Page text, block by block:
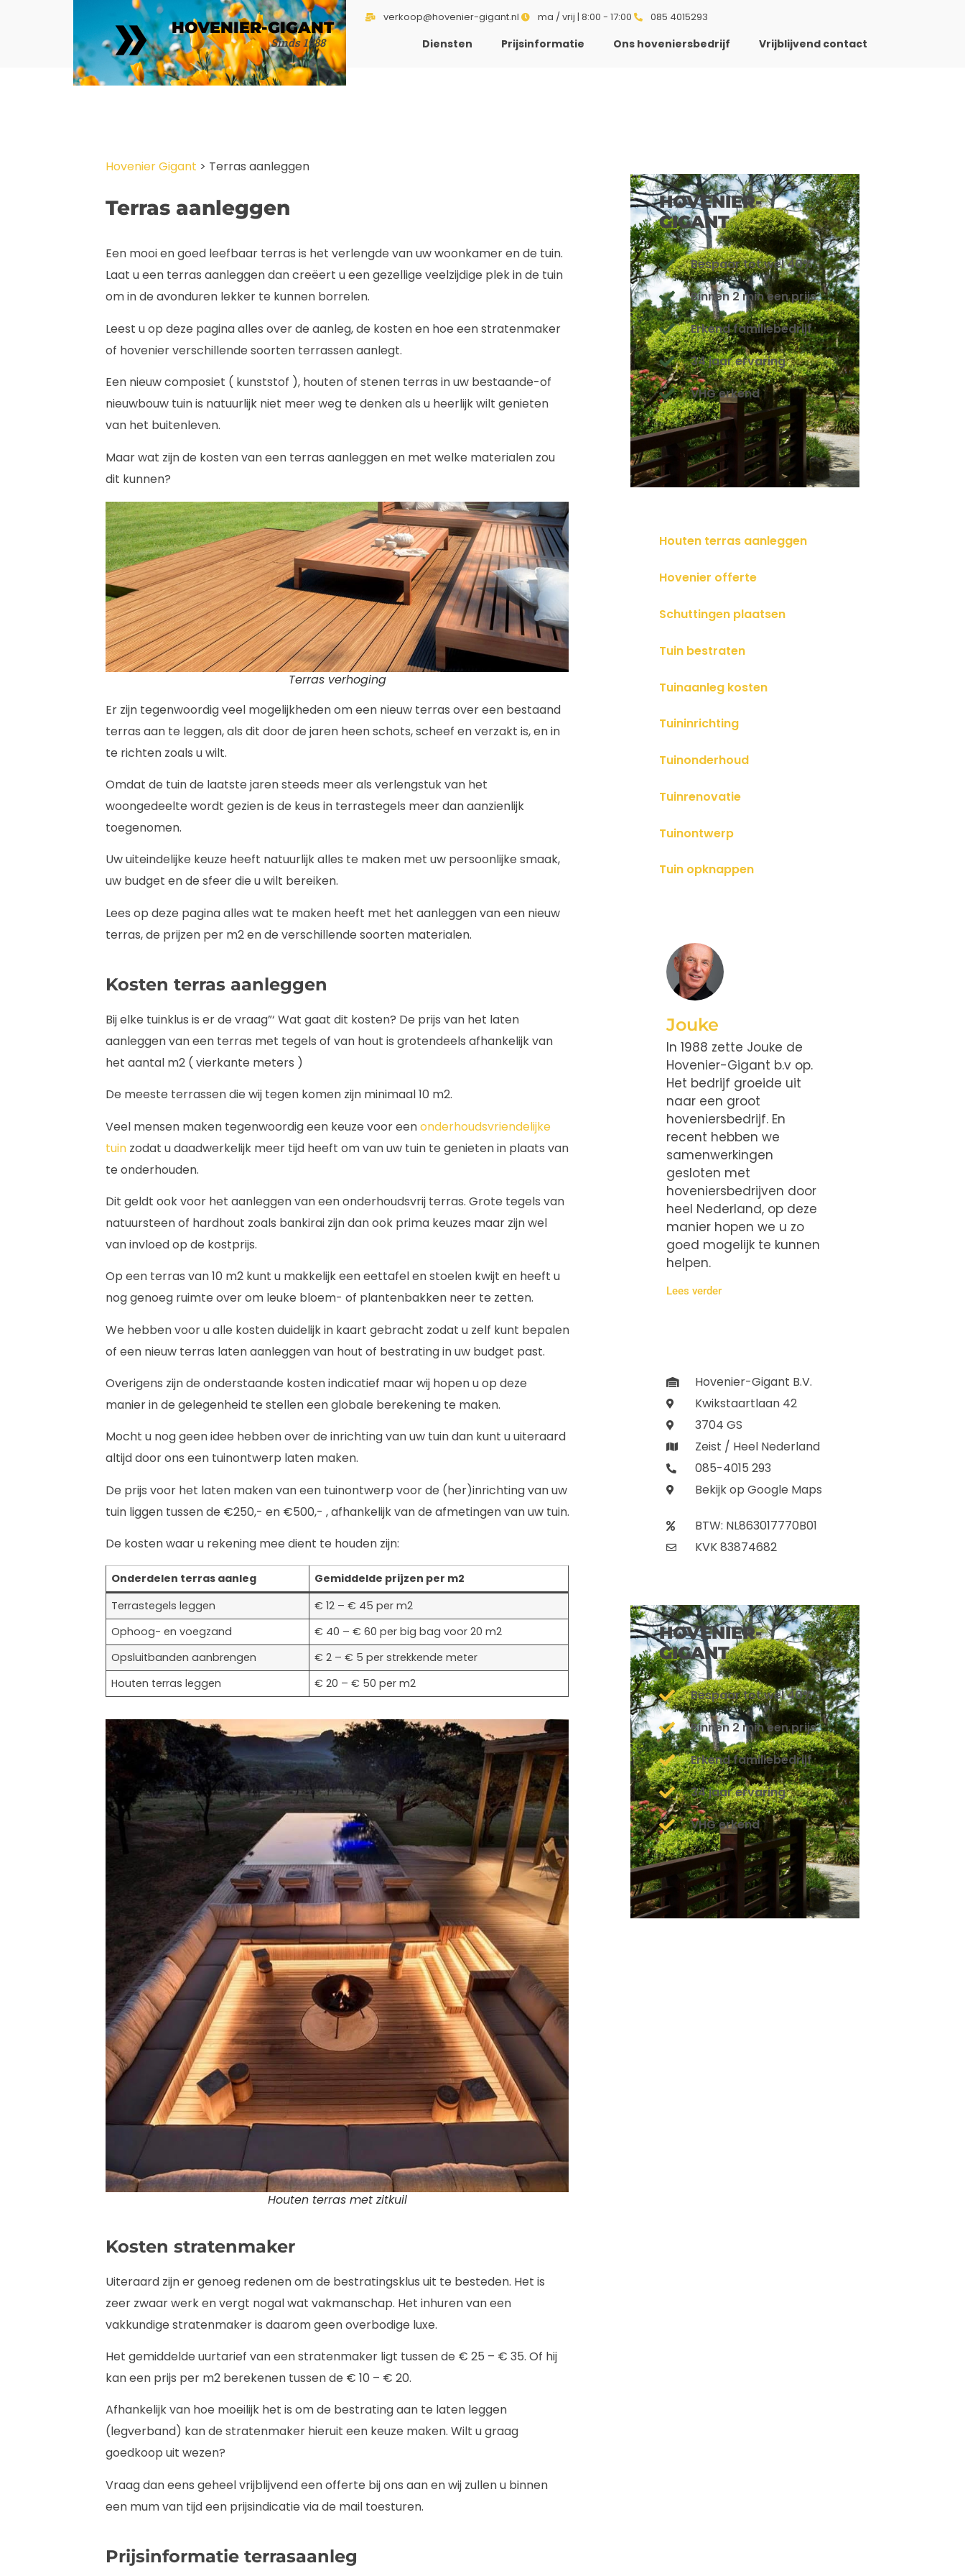
HOVENIER-GIGANT
Sinds 1988
verkoop@hovenier-gigant.nl ma / vrij | 8:00 - 17:00 085 4015293
Diensten Prijsinformatie Ons hoveniersbedrijf Vrijblijvend contact
Hovenier Gigant > Terras aanleggen
Terras aanleggen
Een mooi en goed leefbaar terras is het verlengde van uw woonkamer en de tuin.
Laat u een terras aanleggen dan creëert u een gezellige veelzijdige plek in de tuin
om in de avonduren lekker te kunnen borrelen.
Leest u op deze pagina alles over de aanleg, de kosten en hoe een stratenmaker
of hovenier verschillende soorten terrassen aanlegt.
Een nieuw composiet ( kunststof ), houten of stenen terras in uw bestaande-of
nieuwbouw tuin is natuurlijk niet meer weg te denken als u heerlijk wilt genieten
van het buitenleven.
Maar wat zijn de kosten van een terras aanleggen en met welke materialen zou
dit kunnen?
Terras verhoging
Er zijn tegenwoordig veel mogelijkheden om een nieuw terras over een bestaand
terras aan te leggen, als dit door de jaren heen schots, scheef en verzakt is, en in
te richten zoals u wilt.
Omdat de tuin de laatste jaren steeds meer als verlengstuk van het
woongedeelte wordt gezien is de keus in terrastegels meer dan aanzienlijk
toegenomen.
Uw uiteindelijke keuze heeft natuurlijk alles te maken met uw persoonlijke smaak,
uw budget en de sfeer die u wilt bereiken.
Lees op deze pagina alles wat te maken heeft met het aanleggen van een nieuw
terras, de prijzen per m2 en de verschillende soorten materialen.
Kosten terras aanleggen
Bij elke tuinklus is er de vraag”‘ Wat gaat dit kosten? De prijs van het laten
aanleggen van een terras met tegels of van hout is grotendeels afhankelijk van
het aantal m2 ( vierkante meters )
De meeste terrassen die wij tegen komen zijn minimaal 10 m2.
Veel mensen maken tegenwoordig een keuze voor eenonderhoudsvriendelijke
tuin zodat u daadwerkelijk meer tijd heeft om van uw tuin te genieten in plaats van
te onderhouden.
Dit geldt ook voor het aanleggen van een onderhoudsvrij terras. Grote tegels van
natuursteen of hardhout zoals bankirai zijn dan ook prima keuzes maar zijn wel
van invloed op de kostprijs.
Op een terras van 10 m2 kunt u makkelijk een eettafel en stoelen kwijt en heeft u
nog genoeg ruimte over om leuke bloem- of plantenbakken neer te zetten.
We hebben voor u alle kosten duidelijk in kaart gebracht zodat u zelf kunt bepalen
of een nieuw terras laten aanleggen van hout of bestrating in uw budget past.
Overigens zijn de onderstaande kosten indicatief maar wij hopen u op deze
manier in de gelegenheid te stellen een globale berekening te maken.
Mocht u nog geen idee hebben over de inrichting van uw tuin dan kunt u uiteraard
altijd door ons een tuinontwerp laten maken.
De prijs voor het laten maken van een tuinontwerp voor de (her)inrichting van uw
tuin liggen tussen de €250,- en €500,- , afhankelijk van de afmetingen van uw tuin.
De kosten waar u rekening mee dient te houden zijn:
Onderdelen terras aanleg
Gemiddelde prijzen per m2
Terrastegels leggen
€ 12 – € 45 per m2
Ophoog- en voegzand
€ 40 – € 60 per big bag voor 20 m2
Opsluitbanden aanbrengen
€ 2 – € 5 per strekkende meter
Houten terras leggen
€ 20 – € 50 per m2
Houten terras met zitkuil
Kosten stratenmaker
Uiteraard zijn er genoeg redenen om de bestratingsklus uit te besteden. Het is
zeer zwaar werk en vergt nogal wat vakmanschap. Het inhuren van een
vakkundige stratenmaker is daarom geen overbodige luxe.
Het gemiddelde uurtarief van een stratenmaker ligt tussen de € 25 – € 35. Of hij
kan een prijs per m2 berekenen tussen de € 10 – € 20.
Afhankelijk van hoe moeilijk het is om de bestrating aan te laten leggen
(legverband) kan de stratenmaker hieruit een keuze maken. Wilt u graag
goedkoop uit wezen?
Vraag dan eens geheel vrijblijvend een offerte bij ons aan en wij zullen u binnen
een mum van tijd een prijsindicatie via de mail toesturen.
Prijsinformatie terrasaanleg
HOVENIER-
GIGANT
Bespaar tot wel 40%
Binnen 2 min een prijs
Erkend familiebedrijf
34 jaar ervaring
VHG erkend
Houten terras aanleggen
Hovenier offerte
Schuttingen plaatsen
Tuin bestraten
Tuinaanleg kosten
Tuininrichting
Tuinonderhoud
Tuinrenovatie
Tuinontwerp
Tuin opknappen
Jouke
In 1988 zette Jouke de
Hovenier-Gigant b.v op.
Het bedrijf groeide uit
naar een groot
hoveniersbedrijf. En
recent hebben we
samenwerkingen
gesloten met
hoveniersbedrijven door
heel Nederland, op deze
manier hopen we u zo
goed mogelijk te kunnen
helpen.
Lees verder
Hovenier-Gigant B.V.
Kwikstaartlaan 42
3704 GS
Zeist / Heel Nederland
085-4015 293
Bekijk op Google Maps
BTW: NL863017770B01
KVK 83874682
HOVENIER-
GIGANT
Bespaar tot wel 40%
Binnen 2 min een prijs
Erkend familiebedrijf
34 jaar ervaring
VHG erkend